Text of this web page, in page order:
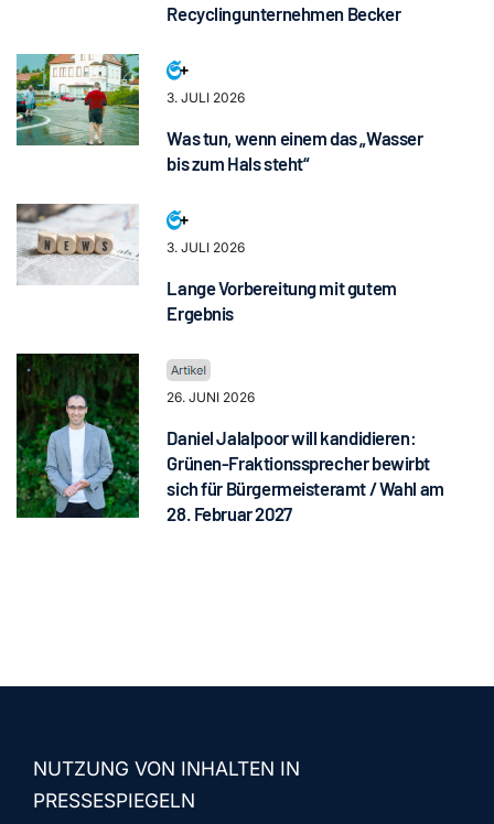
Recyclingunternehmen Becker
3. JULI 2026
Was tun, wenn einem das „Wasser
bis zum Hals steht“
3. JULI 2026
Lange Vorbereitung mit gutem
Ergebnis
26. JUNI 2026
Daniel Jalalpoor will kandidieren:
Grünen-Fraktionssprecher bewirbt
sich für Bürgermeisteramt / Wahl am
28. Februar 2027
NUTZUNG VON INHALTEN IN
PRESSESPIEGELN